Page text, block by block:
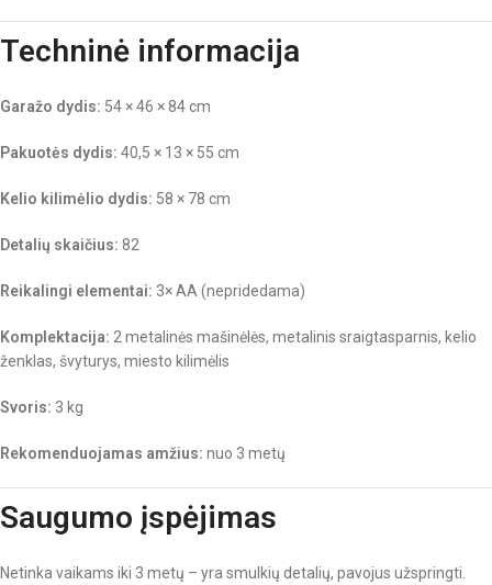
Techninė informacija
Garažo dydis: 54 × 46 × 84 cm
Pakuotės dydis: 40,5 × 13 × 55 cm
Kelio kilimėlio dydis: 58 × 78 cm
Detalių skaičius: 82
Reikalingi elementai: 3× AA (nepridedama)
Komplektacija: 2 metalinės mašinėlės, metalinis sraigtasparnis, kelio
ženklas, švyturys, miesto kilimėlis
Svoris: 3 kg
Rekomenduojamas amžius: nuo 3 metų
Saugumo įspėjimas
Netinka vaikams iki 3 metų – yra smulkių detalių, pavojus užspringti.